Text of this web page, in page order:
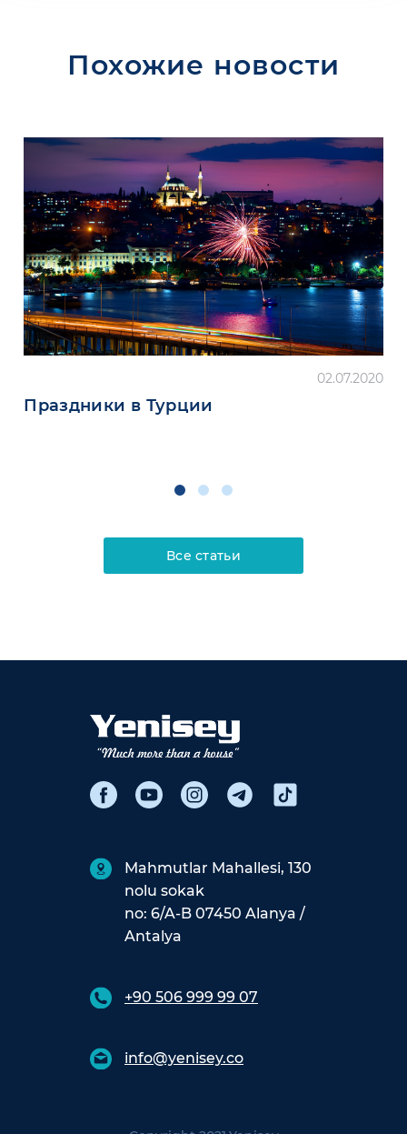
Похожие новости
02.07.2020
Праздники в Турции
Все статьи
Mahmutlar Mahallesi, 130
nolu sokak
no: 6/A-B 07450 Alanya /
Antalya
+90 506 999 99 07
info@yenisey.co